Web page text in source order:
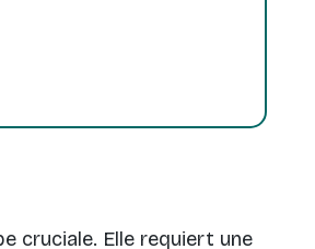
cruciale. Elle requiert une